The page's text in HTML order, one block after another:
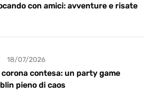
con amici: avventure e risate
18/07/2026
corona contesa: un party game
pieno di caos